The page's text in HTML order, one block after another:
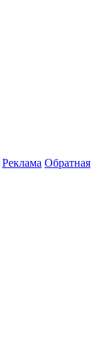
Реклама Обратная